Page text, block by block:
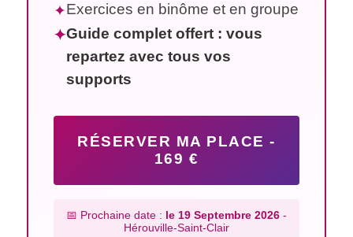
✦Exercices en binôme et en groupe
✦Guide complet offert : vous
repartez avec tous vos
supports
RÉSERVER MA PLACE -
169 €
📅 Prochaine date : le 19 Septembre 2026 -
Hérouville-Saint-Clair